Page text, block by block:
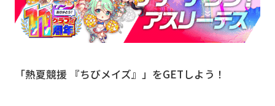
「熱夏競援 『ちびメイズ』」をGETしよう！